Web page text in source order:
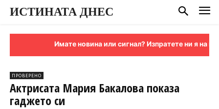
ИСТИНАТА ДНЕС
Имате новина или сигнал? Изпратете ни я на
ПРОВЕРЕНО
Актрисата Мария Бакалова показа
гаджето си